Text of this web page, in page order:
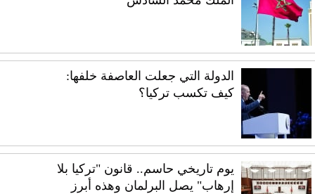
الدولة التي جعلت العاصفة خلفها:
كيف تكسب تركيا؟
يوم تاريخي حاسم.. قانون "تركيا بلا
إرهاب" يصل البرلمان وهذه أبرز